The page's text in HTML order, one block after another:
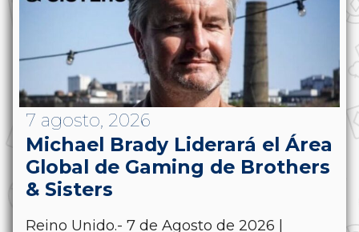
7 agosto, 2026
Michael Brady Liderará el Área
Global de Gaming de Brothers
& Sisters
Reino Unido.- 7 de Agosto de 2026 |